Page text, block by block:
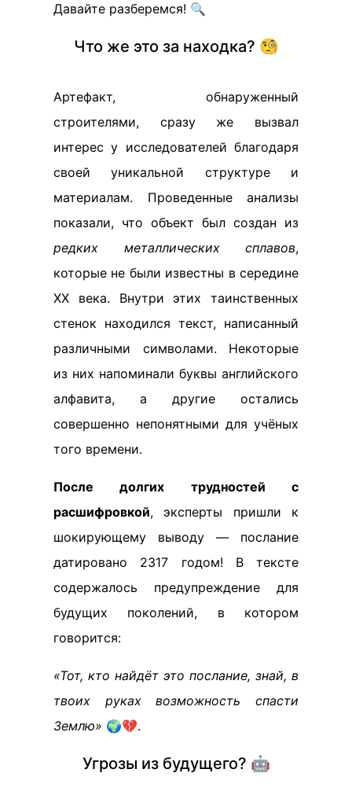
Давайте разберемся! 🔍
Что же это за находка? 🧐
Артефакт, обнаруженный
строителями, сразу же вызвал
интерес у исследователей благодаря
своей уникальной структуре и
материалам. Проведенные анализы
показали, что объект был создан из
редких металлических сплавов,
которые не были известны в середине
XX века. Внутри этих таинственных
стенок находился текст, написанный
различными символами. Некоторые
из них напоминали буквы английского
алфавита, а другие остались
совершенно непонятными для учёных
того времени.
После долгих трудностей с
расшифровкой, эксперты пришли к
шокирующему выводу — послание
датировано 2317 годом! В тексте
содержалось предупреждение для
будущих поколений, в котором
говорится:
«Тот, кто найдёт это послание, знай, в
твоих руках возможность спасти
Землю» 🌍💔.
Угрозы из будущего? 🤖